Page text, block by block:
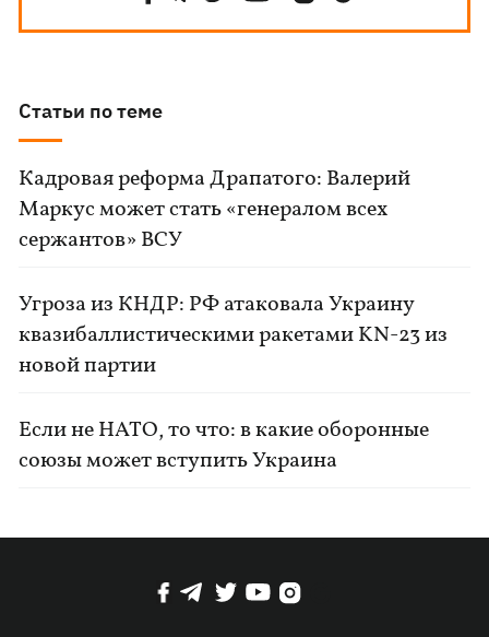
Статьи по теме
Кадровая реформа Драпатого: Валерий
Маркус может стать «генералом всех
сержантов» ВСУ
Угроза из КНДР: РФ атаковала Украину
квазибаллистическими ракетами KN-23 из
новой партии
Если не НАТО, то что: в какие оборонные
союзы может вступить Украина